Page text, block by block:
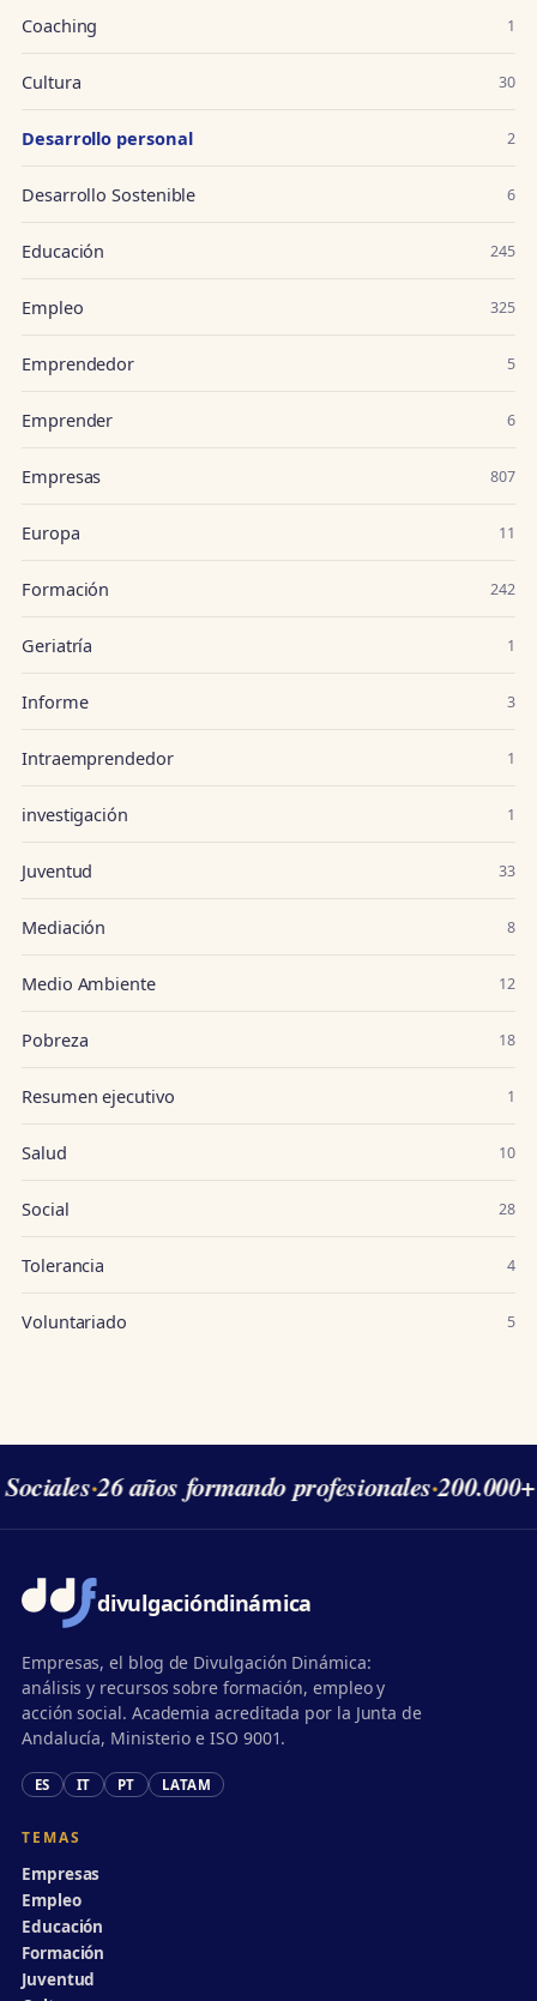
Coaching 1
Cultura 30
Desarrollo personal 2
Desarrollo Sostenible 6
Educación 245
Empleo 325
Emprendedor 5
Emprender 6
Empresas 807
Europa 11
Formación 242
Geriatría 1
Informe 3
Intraemprendedor 1
investigación 1
Juventud 33
Mediación 8
Medio Ambiente 12
Pobreza 18
Resumen ejecutivo 1
Salud 10
Social 28
Tolerancia 4
Voluntariado 5
·26 años formando profesionales·
divulgacióndinámica
Empresas, el blog de Divulgación Dinámica:
análisis y recursos sobre formación, empleo y
acción social. Academia acreditada por la Junta de
Andalucía, Ministerio e ISO 9001.
ES IT PT LATAM
TEMAS
Empresas
Empleo
Educación
Formación
Juventud